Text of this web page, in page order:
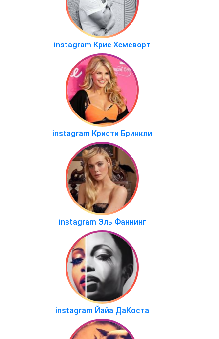
instagram Крис Хемсворт
instagram Кристи Бринкли
instagram Эль Фаннинг
instagram Йайа ДаКоста